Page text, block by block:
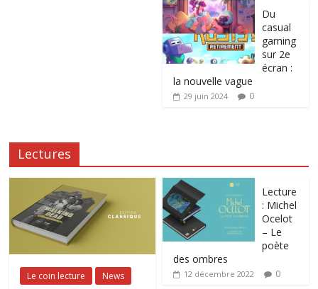
Du
casual
gaming
sur 2e
écran :
la nouvelle vague
29 juin 2024 0
Lectures
Le coin lecture News
Lecture
: Michel
Ocelot
– Le
poète
des ombres
12 décembre 2022 0